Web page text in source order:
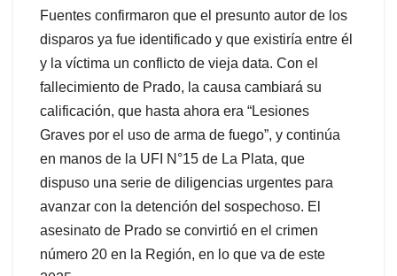
Fuentes confirmaron que el presunto autor de los
disparos ya fue identificado y que existiría entre él
y la víctima un conflicto de vieja data. Con el
fallecimiento de Prado, la causa cambiará su
calificación, que hasta ahora era “Lesiones
Graves por el uso de arma de fuego”, y continúa
en manos de la UFI N°15 de La Plata, que
dispuso una serie de diligencias urgentes para
avanzar con la detención del sospechoso. El
asesinato de Prado se convirtió en el crimen
número 20 en la Región, en lo que va de este